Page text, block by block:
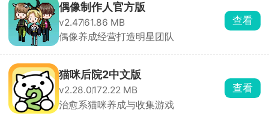
偶像制作人官方版
v2.4761.86 MB
偶像养成经营打造明星团队
查看
猫咪后院2中文版
v2.28.0172.22 MB
治愈系猫咪养成与收集游戏
查看